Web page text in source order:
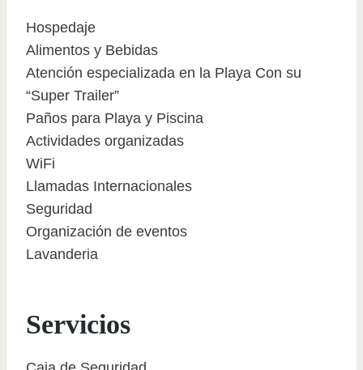
Hospedaje
Alimentos y Bebidas
Atención especializada en la Playa Con su
“Super Trailer”
Paños para Playa y Piscina
Actividades organizadas
WiFi
Llamadas Internacionales
Seguridad
Organización de eventos
Lavanderia
Servicios